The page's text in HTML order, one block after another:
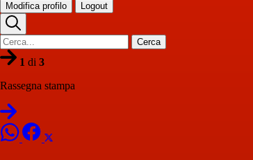
Modifica profilo Logout
Cerca
1 di 3
Rassegna stampa